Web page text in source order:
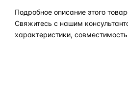
Подробное описание этого
Свяжитесь с нашим
характеристики,